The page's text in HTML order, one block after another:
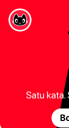
Satu kata.